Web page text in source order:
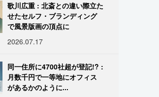
歌川広重 : 北斎との違い際立た
せたセルフ・ブランディング
で風景版画の頂点に
2026.07.17
同一住所に4700社超が登記!? :
月数千円で一等地にオフィス
があるかのように...